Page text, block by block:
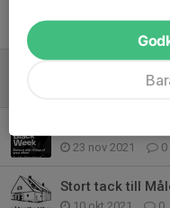
0
23 nov 2021 0
Stort tack till
10 okt 2021 0